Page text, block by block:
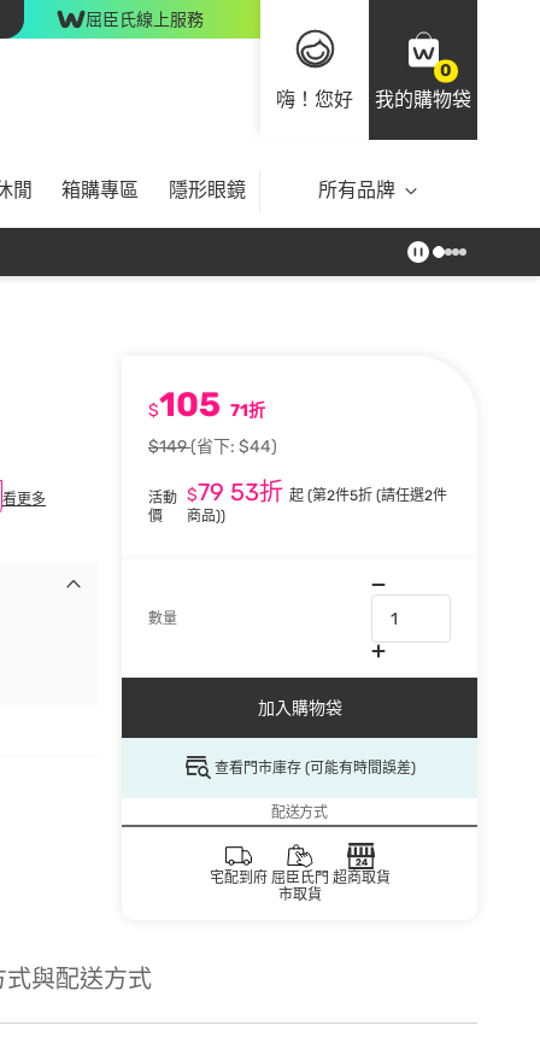
屈臣氏線上服務
嗨！您好
0
我的購物袋
閒 箱購專區 隱形眼鏡 所有品牌
看更多
$105 71折
$149(省下: $44)
活動
價
$79 53折 起 (第2件5折 (請任選2件
商品))
數量
加入購物袋
查看門市庫存 (可能有時間誤差)
配送方式
宅配到府 屈臣氏門
市取貨
超商取貨
式與配送方式